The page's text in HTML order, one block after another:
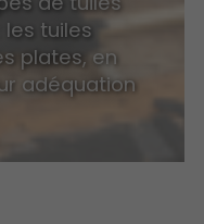
tuiles
plates, en
adéquation